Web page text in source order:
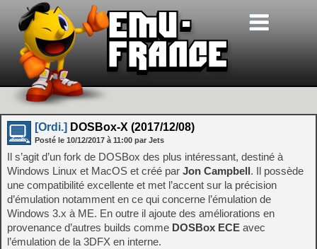
[Ordi.] DOSBox-X (2017/12/08)
Posté le 10/12/2017 à 11:00 par Jets
Il s’agit d’un fork de DOSBox des plus intéressant, destiné à
Windows Linux et MacOS et créé par Jon Campbell. Il possède
une compatibilité excellente et met l’accent sur la précision
d’émulation notamment en ce qui concerne l’émulation de
Windows 3.x à ME. En outre il ajoute des améliorations en
provenance d’autres builds comme DOSBox ECE avec
l’émulation de la 3DFX en interne.